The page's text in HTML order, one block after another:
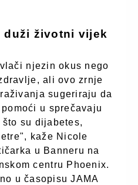
duži životni vijek
njezin okus nego
ali ovo zrnje
sugeriraju da
u sprečavaju
su dijabetes,
kaže Nicole
u Banneru na
centru Phoenix.
u časopisu JAMA